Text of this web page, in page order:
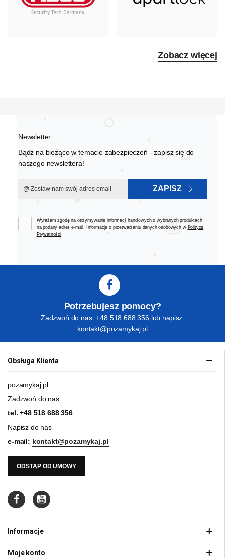
Zobacz więcej
Newsletter
Bądź na bieżąco w temacie zabezpieczeń - zapisz się do
naszego newslettera!
ZAPISZ
Wyrażam zgodę na otrzymywanie informacji handlowych o wybranych produktach
na podany adres e-mail. Informacje o przetwarzaniu danych osobowych w Polityce
Prywatności
Potrzebujesz pomocy?
Zadzwoń do nas: +48 518 688 356 lub napisz:
kontakt@pozamykaj.pl
Obsługa Klienta
pozamykaj.pl
Zadzwoń do nas
tel.+48 518 688 356
Napisz do nas
e-mail: kontakt@pozamykaj.pl
ODSTĄP OD UMOWY
Informacje
Moje konto